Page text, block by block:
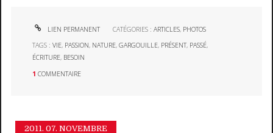
LIEN PERMANENT CATÉGORIES :ARTICLES, PHOTOS
TAGS :VIE, PASSION, NATURE,GARGOUILLE, PRÉSENT, PASSÉ,
ÉCRITURE, BESOIN
1 COMMENTAIRE
2011. 07. NOVEMBRE